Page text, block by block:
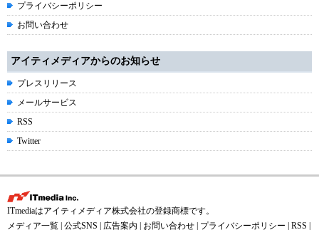
プライバシーポリシー
お問い合わせ
アイティメディアからのお知らせ
プレスリリース
メールサービス
RSS
Twitter
ITmediaはアイティメディア株式会社の登録商標です。
メディア一覧 公式SNS 広告案内 お問い合わせ プライバシーポリシー RSS